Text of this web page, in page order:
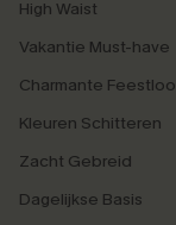
High Waist
Vakantie Must-have
Charmante
Kleuren Schitteren
Zacht Gebreid
Dagelijkse Basis